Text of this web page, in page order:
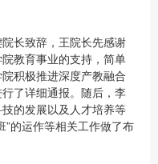
长致辞，王院长先感谢
教育事业的支持，简单
积极推进深度产教融合
了详细通报。随后，李
的发展以及人才培养等
”的运作等相关工作做了布